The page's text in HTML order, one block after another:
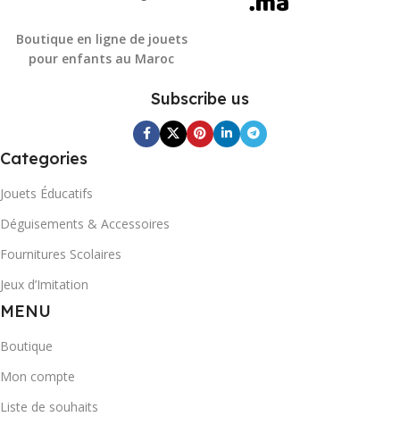
Boutique en ligne de jouets
pour enfants au Maroc
Subscribe us
Categories
Jouets Éducatifs
Déguisements & Accessoires
Fournitures Scolaires
Jeux d’Imitation
MENU
Boutique
Mon compte
Liste de souhaits